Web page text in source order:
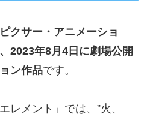
ピクサー・アニメーショ
2023年8月4日に劇場公開
ン作品です。
レメント」では、”火、